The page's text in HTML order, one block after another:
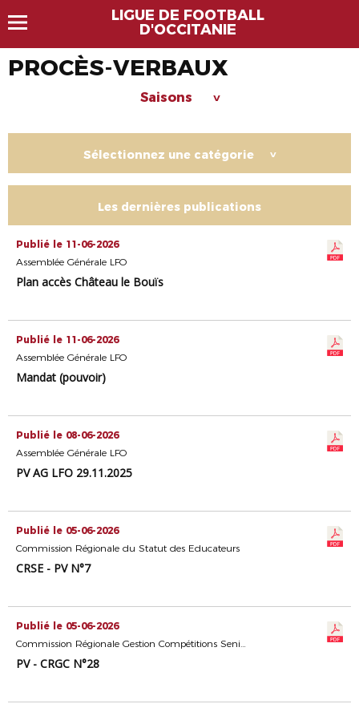
LIGUE DE FOOTBALL
D'OCCITANIE
PROCÈS-VERBAUX
Saisons >
Sélectionnez une catégorie >
Les dernières publications
Publié le 11-06-2026
Assemblée Générale LFO
Plan accès Château le Bouïs
Publié le 11-06-2026
Assemblée Générale LFO
Mandat (pouvoir)
Publié le 08-06-2026
Assemblée Générale LFO
PV AG LFO 29.11.2025
Publié le 05-06-2026
Commission Régionale du Statut des Educateurs
CRSE - PV N°7
Publié le 05-06-2026
Commission Régionale Gestion Compétitions Seniors
PV - CRGC N°28